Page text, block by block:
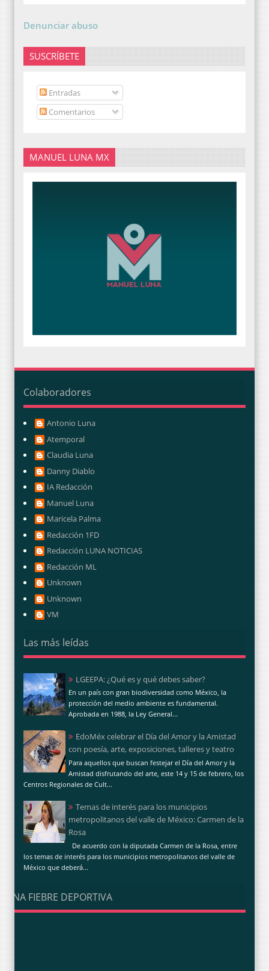
Denunciar abuso
SUSCRÍBETE
Entradas
Comentarios
MANUEL LUNA MX
Colaboradores
Antonio Luna
Atemporal
Claudia Luna
Danny Diablo
IA Redacción
Manuel Luna
Maricela Palma
Redacción 1FD
Redacción LUNA NOTICIAS
Redacción ML
Unknown
Unknown
VM
Las más leídas
LGEEPA: ¿Qué es y qué debes saber?
En un país con gran biodiversidad como México, la
protección del medio ambiente es fundamental.
Aprobada en 1988, la Ley General...
EdoMéx celebrar el Día del Amor y la Amistad
con poesía, arte, exposiciones, talleres y teatro
Para aquellos que buscan festejar el Día del Amor y la
Amistad disfrutando del arte, este 14 y 15 de febrero, los
Centros Regionales de Cult...
Temas de interés para los municipios
metropolitanos del valle de México: Carmen de la
Rosa
De acuerdo con la diputada Carmen de la Rosa, entre
los temas de interés para los municipios metropolitanos del valle de
México que deberá...
UNA FIEBRE DEPORTIVA